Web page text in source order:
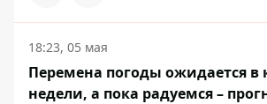
18:23, 05 мая
Перемена погоды ожидается в
недели, а пока радуемся –